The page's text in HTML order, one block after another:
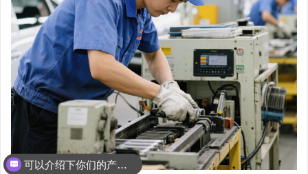
可以介绍下你们的产品么？
你们是怎么收费的呢？